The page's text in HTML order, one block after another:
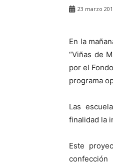
23 marzo
En la
“Viñas de
por el
programa
Las
finalidad la
Este